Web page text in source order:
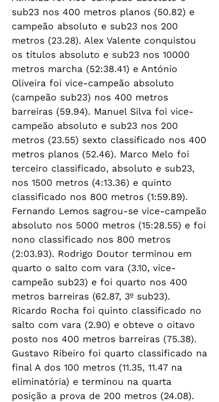
sub23 nos 400 metros planos (50.82) e
campeão absoluto e sub23 nos 200
metros (23.28). Alex Valente conquistou
os títulos absoluto e sub23 nos 10000
metros marcha (52:38.41) e António
Oliveira foi vice-campeão absoluto
(campeão sub23) nos 400 metros
barreiras (59.94). Manuel Silva foi vice-
campeão absoluto e sub23 nos 200
metros (23.55) sexto classificado nos 400
metros planos (52.46). Marco Melo foi
terceiro classificado, absoluto e sub23,
nos 1500 metros (4:13.36) e quinto
classificado nos 800 metros (1:59.89).
Fernando Lemos sagrou-se vice-campeão
absoluto nos 5000 metros (15:28.55) e foi
nono classificado nos 800 metros
(2:03.93). Rodrigo Doutor terminou em
quarto o salto com vara (3.10, vice-
campeão sub23) e foi quarto nos 400
metros barreiras (62.87, 3º sub23).
Ricardo Rocha foi quinto classificado no
salto com vara (2.90) e obteve o oitavo
posto nos 400 metros barreiras (75.38).
Gustavo Ribeiro foi quarto classificado na
final A dos 100 metros (11.35, 11.47 na
eliminatória) e terminou na quarta
posição a prova de 200 metros (24.08).